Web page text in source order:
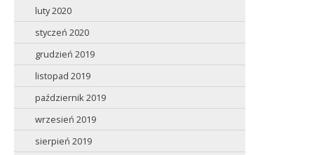
luty 2020
styczeń 2020
grudzień 2019
listopad 2019
październik 2019
wrzesień 2019
sierpień 2019